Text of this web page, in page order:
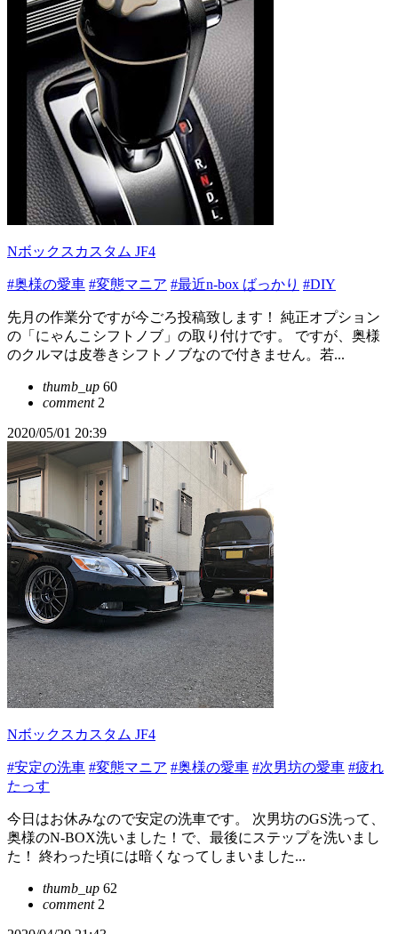
Nボックスカスタム JF4
#奥様の愛車 #変態マニア #最近n-box ばっかり #DIY
先月の作業分ですが今ごろ投稿致します！ 純正オプション
の「にゃんこシフトノブ」の取り付けです。 ですが、奥様
のクルマは皮巻きシフトノブなので付きません。若...
thumb_up 60
comment2
2020/05/01 20:39
Nボックスカスタム JF4
#安定の洗車 #変態マニア #奥様の愛車 #次男坊の愛車 #疲れ
たっす
今日はお休みなので安定の洗車です。 次男坊のGS洗って、
奥様のN-BOX洗いました！で、最後にステップを洗いまし
た！ 終わった頃には暗くなってしまいました...
thumb_up 62
comment2